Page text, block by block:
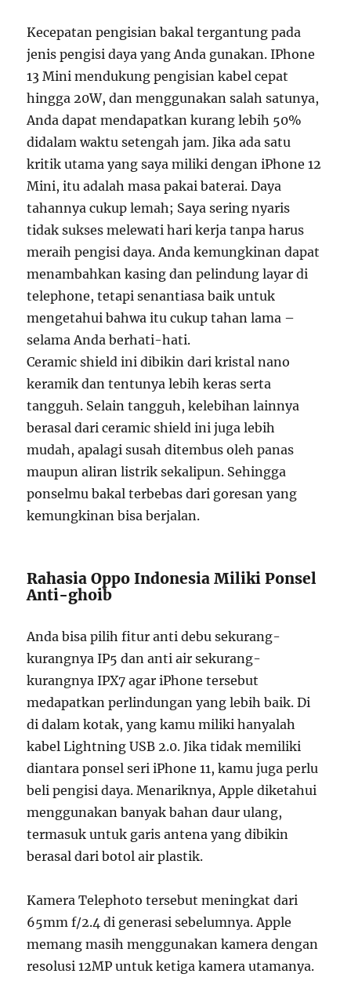
Kecepatan pengisian bakal tergantung pada
jenis pengisi daya yang Anda gunakan. IPhone
13 Mini mendukung pengisian kabel cepat
hingga 20W, dan menggunakan salah satunya,
Anda dapat mendapatkan kurang lebih 50%
didalam waktu setengah jam. Jika ada satu
kritik utama yang saya miliki dengan iPhone 12
Mini, itu adalah masa pakai baterai. Daya
tahannya cukup lemah; Saya sering nyaris
tidak sukses melewati hari kerja tanpa harus
meraih pengisi daya. Anda kemungkinan dapat
menambahkan kasing dan pelindung layar di
telephone, tetapi senantiasa baik untuk
mengetahui bahwa itu cukup tahan lama –
selama Anda berhati-hati.
Ceramic shield ini dibikin dari kristal nano
keramik dan tentunya lebih keras serta
tangguh. Selain tangguh, kelebihan lainnya
berasal dari ceramic shield ini juga lebih
mudah, apalagi susah ditembus oleh panas
maupun aliran listrik sekalipun. Sehingga
ponselmu bakal terbebas dari goresan yang
kemungkinan bisa berjalan.
Rahasia Oppo Indonesia Miliki Ponsel
Anti-ghoib
Anda bisa pilih fitur anti debu sekurang-
kurangnya IP5 dan anti air sekurang-
kurangnya IPX7 agar iPhone tersebut
medapatkan perlindungan yang lebih baik. Di
di dalam kotak, yang kamu miliki hanyalah
kabel Lightning USB 2.0. Jika tidak memiliki
diantara ponsel seri iPhone 11, kamu juga perlu
beli pengisi daya. Menariknya, Apple diketahui
menggunakan banyak bahan daur ulang,
termasuk untuk garis antena yang dibikin
berasal dari botol air plastik.
Kamera Telephoto tersebut meningkat dari
65mm f/2.4 di generasi sebelumnya. Apple
memang masih menggunakan kamera dengan
resolusi 12MP untuk ketiga kamera utamanya.